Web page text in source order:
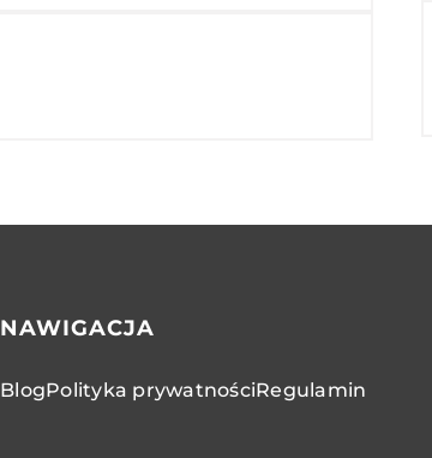
NAWIGACJA
BlogPolityka prywatnościRegulamin